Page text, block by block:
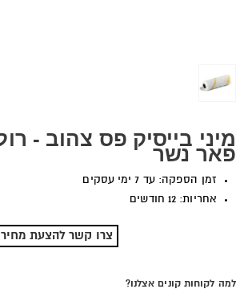
פאר נשר
זמן הספקה: עד 7 ימי עסקים
אחריות: 12 חודשים
צרו קשר להצעת מחיר
למה לקוחות קונים אצלנו?